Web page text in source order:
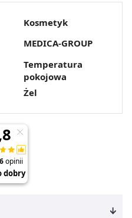
Kosmetyk
MEDICA-GROUP
Temperatura
pokojowa
Żel